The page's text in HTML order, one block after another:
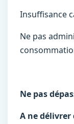
Insuffisance
Ne pas
Ne pas
A ne